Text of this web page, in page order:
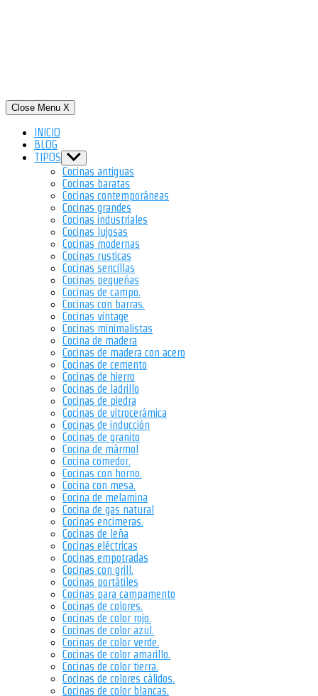
Close Menu X
INICIO
BLOG
TIPOS Show
sub
menu
Cocinas antiguas
Cocinas baratas
Cocinas contemporáneas
Cocinas grandes
Cocinas industriales
Cocinas lujosas
Cocinas modernas
Cocinas rusticas
Cocinas sencillas
Cocinas pequeñas
Cocinas de campo.
Cocinas con barras.
Cocinas vintage
Cocinas minimalistas
Cocina de madera
Cocinas de madera con acero
Cocinas de cemento
Cocinas de hierro
Cocinas de ladrillo
Cocinas de piedra
Cocinas de vitrocerámica
Cocinas de inducción
Cocinas de granito
Cocina de mármol
Cocina comedor.
Cocinas con horno.
Cocina con mesa.
Cocina de melamina
Cocina de gas natural
Cocinas encimeras.
Cocinas de leña
Cocinas eléctricas
Cocinas empotradas
Cocinas con grill.
Cocinas portátiles
Cocinas para campamento
Cocinas de colores.
Cocinas de color rojo.
Cocinas de color azul.
Cocinas de color verde.
Cocinas de color amarillo.
Cocinas de color tierra.
Cocinas de colores cálidos.
Cocinas de color blancas.